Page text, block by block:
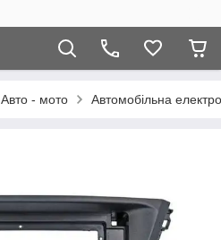
Авто - мото Автомобільна